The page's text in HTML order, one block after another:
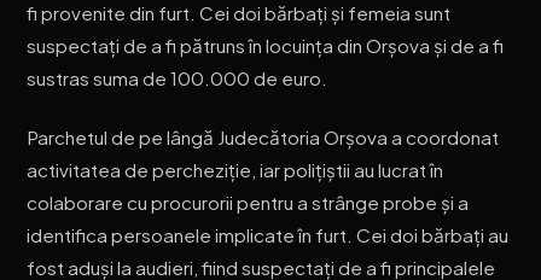
fi provenite din furt. Cei doi bărbați și femeia sunt
suspectați de a fi pătruns în locuința din Orșova și de a fi
sustras suma de 100.000 de euro.
Parchetul de pe lângă Judecătoria Orșova a coordonat
activitatea de percheziție, iar polițiștii au lucrat în
colaborare cu procurorii pentru a strânge probe și a
identifica persoanele implicate în furt. Cei doi bărbați au
fost aduși la audieri, fiind suspectați de a fi principalele